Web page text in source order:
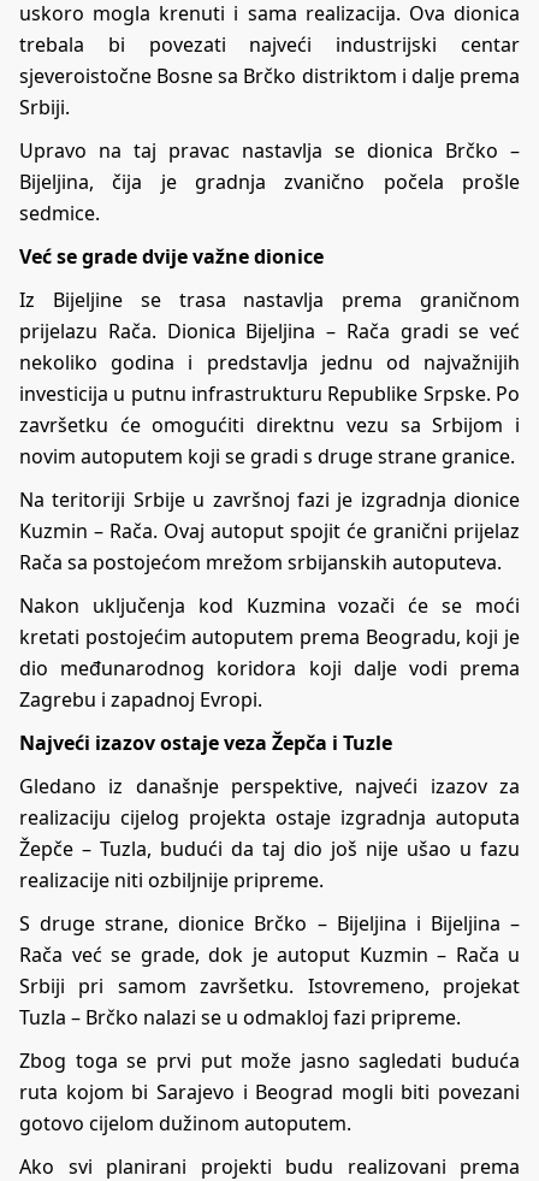
uskoro mogla krenuti i sama realizacija. Ova dionica
trebala bi povezati najveći industrijski centar
sjeveroistočne Bosne sa Brčko distriktom i dalje prema
Srbiji.
Upravo na taj pravac nastavlja se dionica Brčko –
Bijeljina, čija je gradnja zvanično počela prošle
sedmice.
Već se grade dvije važne dionice
Iz Bijeljine se trasa nastavlja prema graničnom
prijelazu Rača. Dionica Bijeljina – Rača gradi se već
nekoliko godina i predstavlja jednu od najvažnijih
investicija u putnu infrastrukturu Republike Srpske. Po
završetku će omogućiti direktnu vezu sa Srbijom i
novim autoputem koji se gradi s druge strane granice.
Na teritoriji Srbije u završnoj fazi je izgradnja dionice
Kuzmin – Rača. Ovaj autoput spojit će granični prijelaz
Rača sa postojećom mrežom srbijanskih autoputeva.
Nakon uključenja kod Kuzmina vozači će se moći
kretati postojećim autoputem prema Beogradu, koji je
dio međunarodnog koridora koji dalje vodi prema
Zagrebu i zapadnoj Evropi.
Najveći izazov ostaje veza Žepča i Tuzle
Gledano iz današnje perspektive, najveći izazov za
realizaciju cijelog projekta ostaje izgradnja autoputa
Žepče – Tuzla, budući da taj dio još nije ušao u fazu
realizacije niti ozbiljnije pripreme.
S druge strane, dionice Brčko – Bijeljina i Bijeljina –
Rača već se grade, dok je autoput Kuzmin – Rača u
Srbiji pri samom završetku. Istovremeno, projekat
Tuzla – Brčko nalazi se u odmakloj fazi pripreme.
Zbog toga se prvi put može jasno sagledati buduća
ruta kojom bi Sarajevo i Beograd mogli biti povezani
gotovo cijelom dužinom autoputem.
Ako svi planirani projekti budu realizovani prema